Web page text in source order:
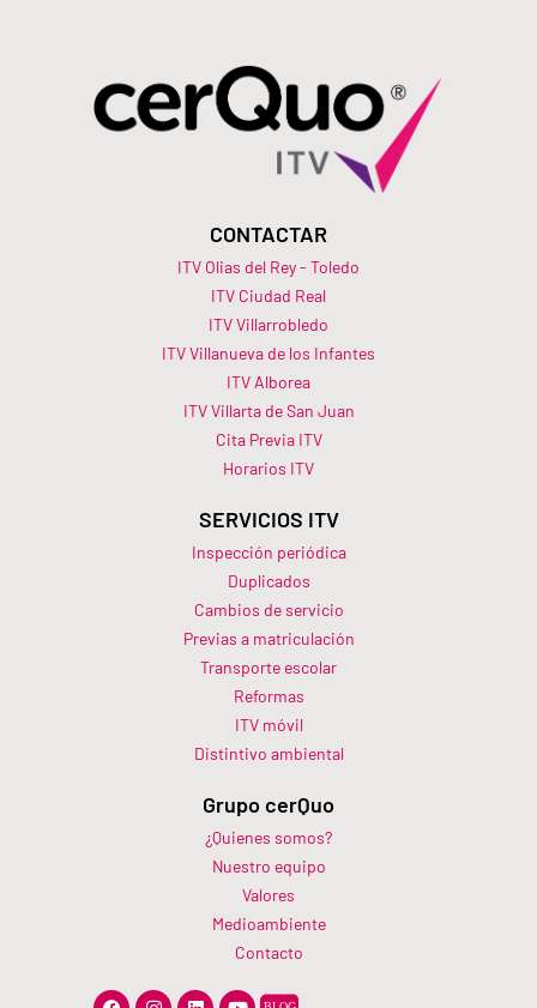
CONTACTAR
ITV Olias del Rey - Toledo
ITV Ciudad Real
ITV Villarrobledo
ITV Villanueva de los Infantes
ITV Alborea
ITV Villarta de San Juan
Cita Previa ITV
Horarios ITV​
SERVICIOS ITV
Inspección periódica
Duplicados
Cambios de servicio
Previas a matriculación
Transporte escolar
Reformas
ITV móvil
Distintivo ambiental
Grupo cerQuo
¿Quienes somos?
Nuestro equipo
Valores
Medioambiente
Contacto
F
I
L
Y